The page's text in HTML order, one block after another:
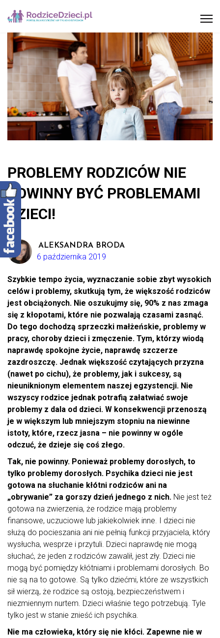
PROBLEMY RODZICÓW NIE
POWINNY BYĆ PROBLEMAMI
DZIECI!
ALEKSANDRA BRODA
6 października 2019
Szybkie tempo życia, wyznaczanie sobie zbyt wysokich
celów i problemy, skutkują tym, że większość rodziców
jest obciążonych. Nie oszukujmy się, 90% z nas zmaga
się z kłopotami, które nie pozwalają czasami zasnąć.
Do tego dochodzą sprzeczki małżeńskie, problemy w
pracy, choroby dzieci i zmęczenie. Tym, którzy wiodą
naprawdę spokojne życie, naprawdę szczerze
zazdroszczę. Jednak większość czytających przyzna
(nawet po cichu), że problemy, jak i sukcesy, są
nieuniknionym elementem naszej egzystencji. Nie
wszyscy rodzice jednak potrafią załatwiać swoje
problemy z dala od dzieci. W konsekwencji przenoszą
je w większym lub mniejszym stopniu na niewinne
istoty, które, rzecz jasna – nie powinny w ogóle
odczuć, że dzieje się coś złego.
Tak, nie powinny. Ponieważ problemy dorosłych, to
tylko problemy dorosłych. Psychika dzieci nie jest
gotowa na słuchanie kłótni rodziców ani na
„obrywanie” za gorszy dzień jednego z nich. Nie jest też
gotowa na zwierzenia, że rodzice mają problemy
finansowe, uczuciowe lub jakiekolwiek inne. I dzieci nie
służą do pocieszania ani nie pełnią funkcji przyjaciela, który
wysłucha, wesprze i przytuli. Dzieci naprawdę nie mogą
słuchać, że jeden z rodziców zawalił, jest zły. Dzieci nie
mogą być pomiędzy kłótniami i problemami dorosłych. Bo
nie są na to gotowe. Są tylko dziećmi, które ze wszystkich
sił wierzą, że rodzice są ostoją, bezpieczeństwem i
niezmiennym nurtem. Dzieci właśnie tego potrzebują. Tyle
tylko jest w stanie znieść ich psychika.
Nie ma człowieka, który się nie kłóci. Zapewne nie w